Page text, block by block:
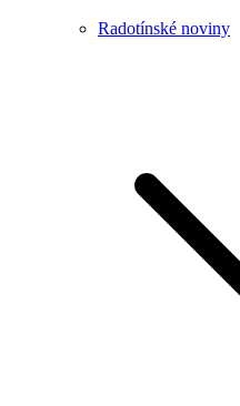
Radotínské noviny